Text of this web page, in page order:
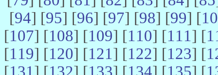
[94] [95] [96] [97] [98] [99] [
[107] [108] [109] [110] [111] [
[119] [120] [121] [122] [123] [
[131] [132] [133] [134] [135] [